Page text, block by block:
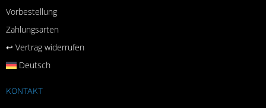
Vorbestellung
Zahlungsarten
↩︎ Vertrag widerrufen
Deutsch
KONTAKT